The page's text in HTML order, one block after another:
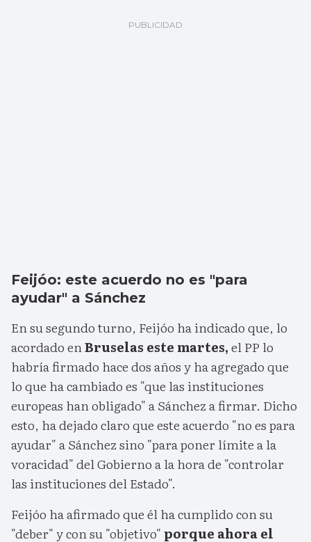
Feijóo: este acuerdo no es "para
ayudar" a Sánchez
En su segundo turno, Feijóo ha indicado que, lo
acordado enBruselas este martes,el PP lo
habría firmado hace dos años y ha agregado que
lo que ha cambiado es "que las instituciones
europeas han obligado" a Sánchez a firmar. Dicho
esto, ha dejado claro que este acuerdo "no es para
ayudar" a Sánchez sino "para poner límite a la
voracidad" del Gobierno a la hora de "controlar
las instituciones del Estado".
Feijóo ha afirmado que él ha cumplido con su
"deber" y con su "objetivo" porque ahora el